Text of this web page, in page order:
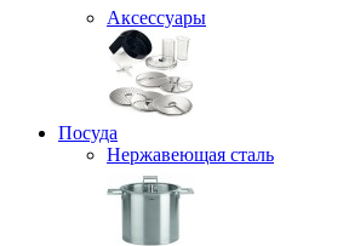
Аксессуары
Посуда
Нержавеющая сталь